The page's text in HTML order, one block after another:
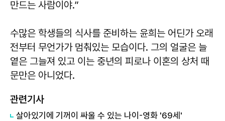
만드는 사람이야.”
수많은 학생들의 식사를 준비하는 윤희는 어딘가 오래
전부터 무언가가 멈춰있는 모습이다. 그의 얼굴은 늘
옅은 그늘져 있고 이는 중년의 피로나 이혼의 상처 때
문만은 아니었다.
관련기사
살아있기에 기꺼이 싸울 수 있는 나이-영화 '69세'